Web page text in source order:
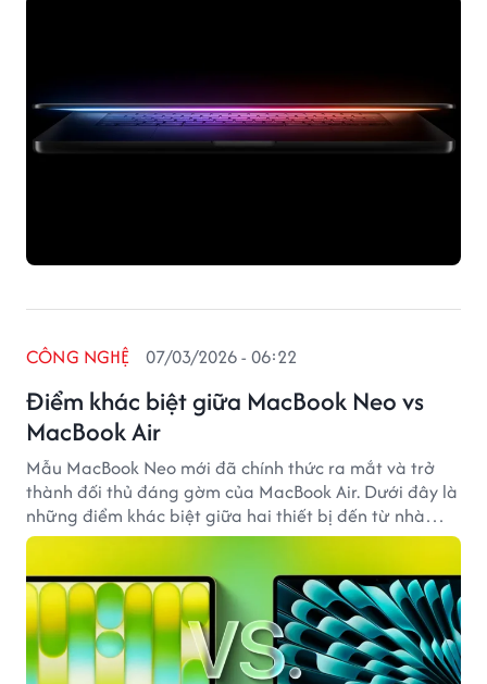
Điểm khác biệt giữa MacBook Neo vs
MacBook Air
CÔNG NGHỆ 07/03/2026 - 06:22
Mẫu MacBook Neo mới đã chính thức ra mắt và trở
thành đối thủ đáng gờm của MacBook Air. Dưới đây là
những điểm khác biệt giữa hai thiết bị đến từ nhà
Apple.